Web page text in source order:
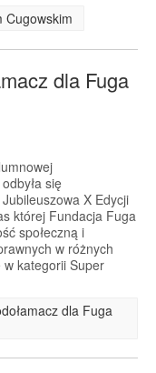
Cugowskim
dla Fuga
się
X Edycji
której Fundacja Fuga
społeczną i
w różnych
w kategorii Super
dla Fuga